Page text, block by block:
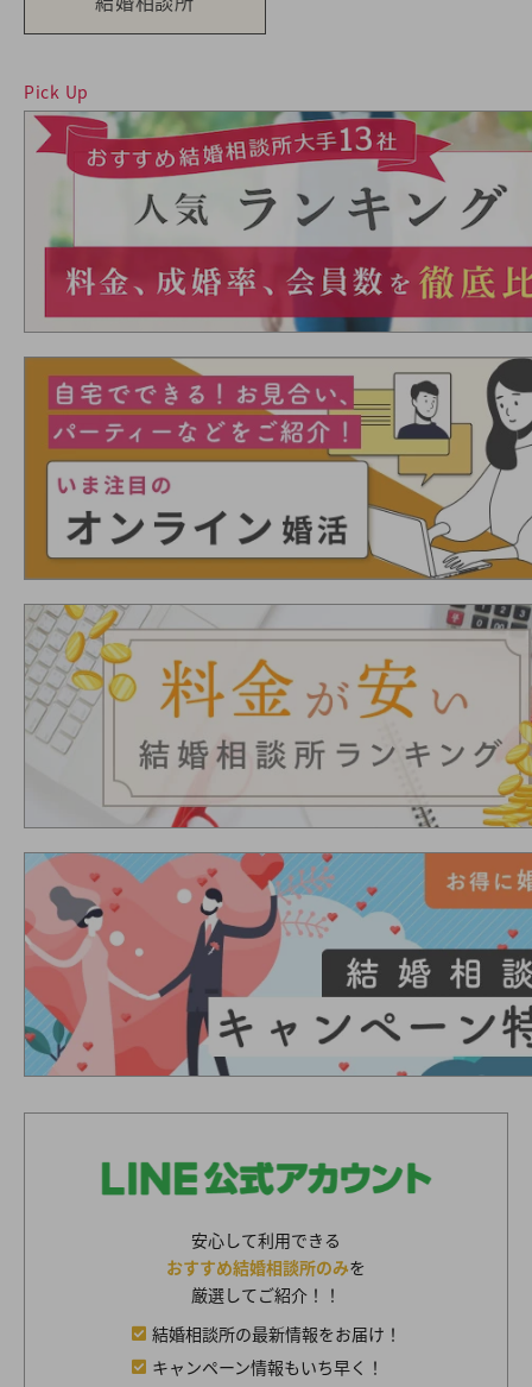
Pick Up
安心して利用できる
おすすめ結婚相談所のみを
厳選してご紹介！！
結婚相談所の最新情報をお届け！
キャンペーン情報もいち早く！